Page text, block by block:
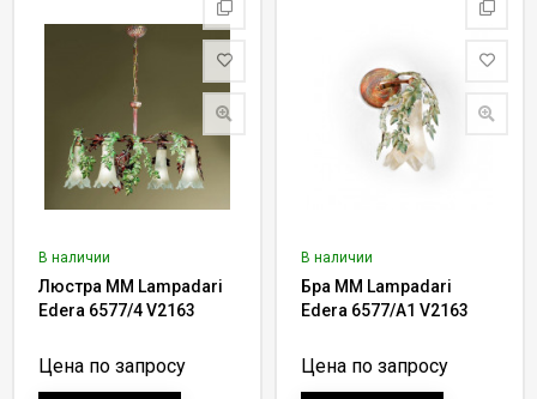
В наличии
Люстра MM Lampadari
Edera 6577/4 V2163
Цена по запросу
В наличии
Бра MM Lampadari
Edera 6577/A1 V2163
Цена по запросу